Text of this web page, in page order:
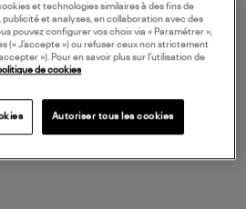
GRATUITE
et technologies similaires à des fins de
et analyses, en collaboration avec des
pouvez configurer vos choix via « Paramétrer »,
(« J’accepte ») ou refuser ceux non strictement
»). Pour en savoir plus sur l’utilisation de
de cookies
Autoriser tous les cookies